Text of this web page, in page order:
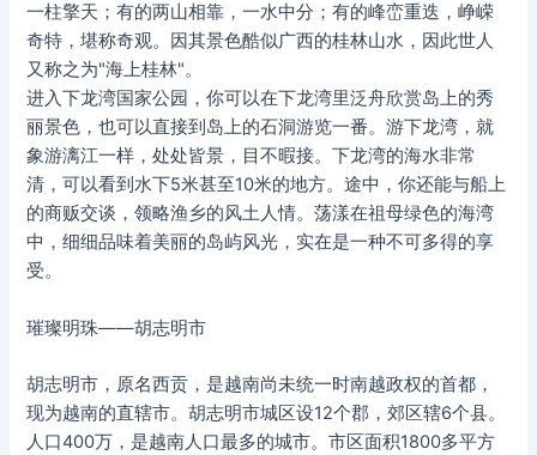
一柱擎天；有的两山相靠，一水中分；有的峰峦重迭，峥嵘
奇特，堪称奇观。因其景色酷似广西的桂林山水，因此世人
又称之为"海上桂林"。
进入下龙湾国家公园，你可以在下龙湾里泛舟欣赏岛上的秀
丽景色，也可以直接到岛上的石洞游览一番。游下龙湾，就
象游漓江一样，处处皆景，目不暇接。下龙湾的海水非常
清，可以看到水下5米甚至10米的地方。途中，你还能与船上
的商贩交谈，领略渔乡的风土人情。荡漾在祖母绿色的海湾
中，细细品味着美丽的岛屿风光，实在是一种不可多得的享
受。
璀璨明珠——胡志明市
胡志明市，原名西贡，是越南尚未统一时南越政权的首都，
现为越南的直辖市。胡志明市城区设12个郡，郊区辖6个县。
人口400万，是越南人口最多的城市。市区面积1800多平方